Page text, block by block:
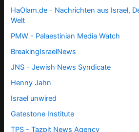
HaOlam.de - Nachrichten aus Israel,
Welt
PMW - Palaestinian Media Watch
BreakingIsraelNews
JNS - Jewish News Syndicate
Henny Jahn
Israel unwired
Gatestone Institute
TPS -Tazpit News Agency